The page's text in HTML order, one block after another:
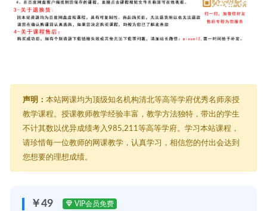
声明： 本站网课均为顶级知名机构清北等高等学府优秀名师亲授
教学课程。授课教师教学经验丰富，教学方法独特，带出的学生
不计其数以优异成绩考入985,211等高等学府。学习本站课程，
请珍惜每一位教师的网课教学，认真学习，相信您的付出会达到
您想要的理想成绩。
￥49 VIP会员免费